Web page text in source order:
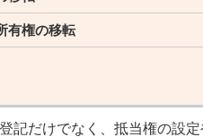
有権の移転
記だけでなく、抵当権の設